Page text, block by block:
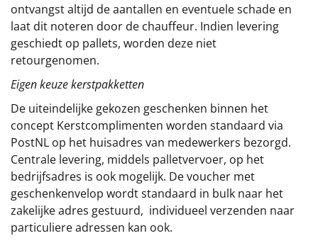
ontvangst altijd de aantallen en eventuele schade en
laat dit noteren door de chauffeur. Indien levering
geschiedt op pallets, worden deze niet
retourgenomen.
Eigen keuze kerstpakketten
De uiteindelijke gekozen geschenken binnen het
concept Kerstcomplimenten worden standaard via
PostNL op het huisadres van medewerkers bezorgd.
Centrale levering, middels palletvervoer, op het
bedrijfsadres is ook mogelijk. De voucher met
geschenkenvelop wordt standaard in bulk naar het
zakelijke adres gestuurd, individueel verzenden naar
particuliere adressen kan ook.